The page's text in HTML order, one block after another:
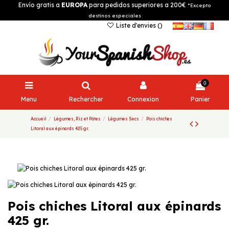
Envío gratis a EUROPApara pedidos superiores a 200€ *Excepto
destinos especiales
Liste d'envies ()
Menu Rechercher Connexion
0
Panier
Accueil Légumes, Riz et Pâtes Légumes Secs
Pois chiches
Litoral aux épinards 425 gr.
Pois chiches Litoral aux épinards
425 gr.